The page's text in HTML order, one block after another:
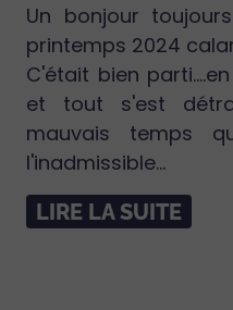
Un bonjour
printemps 2024
C'était bien
et tout s'est
mauvais temps
l'inadmissible...
LIRE LA SUITE